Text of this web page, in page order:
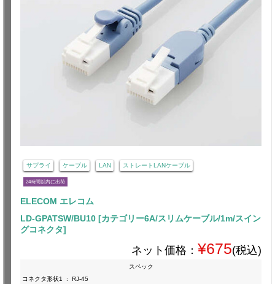
サプライ ケーブル LAN ストレートLANケーブル
24時間以内に出荷
ELECOM エレコム
LD-GPATSW/BU10 [カテゴリー6A/スリムケーブル/1m/スイン
グコネクタ]
ネット価格： ¥675(税込)
スペック
コネクタ形状1
: RJ-45